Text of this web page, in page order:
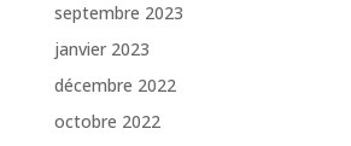
septembre 2023
janvier 2023
décembre 2022
octobre 2022